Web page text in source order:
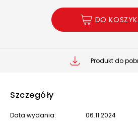
DO
Produkt do
Szczegóły
Data wydania: 06.11.2024